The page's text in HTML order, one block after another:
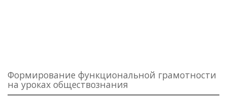
Формирование функциональной грамотности
на уроках обществознания